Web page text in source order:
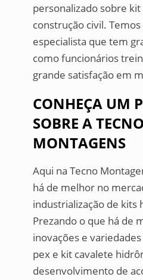
personalizado sobre
construção civil.
especialista que tem
como funcionários
grande satisfação em
CONHEÇA UM
SOBRE A TECNO
MONTAGENS
Aqui na Tecno
há de melhor no
industrialização de kits
Prezando o que há de
inovações e
pex e kit cavalete
desenvolvimento de